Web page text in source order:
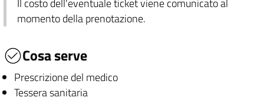
Il costo dell'eventuale ticket viene comunicato al
momento della prenotazione.
Cosa serve
Prescrizione del medico
Tessera sanitaria